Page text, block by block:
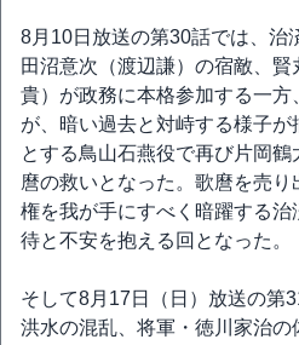
8月10日放送の第30話では、治
田沼意次（渡辺謙）の宿敵、
貴）が政務に本格参加する一
が、暗い過去と対峙する様子
とする鳥山石燕役で再び片岡
麿の救いとなった。歌麿を売
権を我が手にすべく暗躍する治
待と不安を抱える回となった。
そして8月17日（日）放送の第
洪水の混乱、将軍・徳川家治